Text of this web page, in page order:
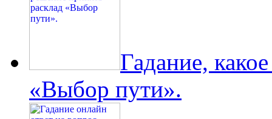
Гадание,
«Выбор пути».